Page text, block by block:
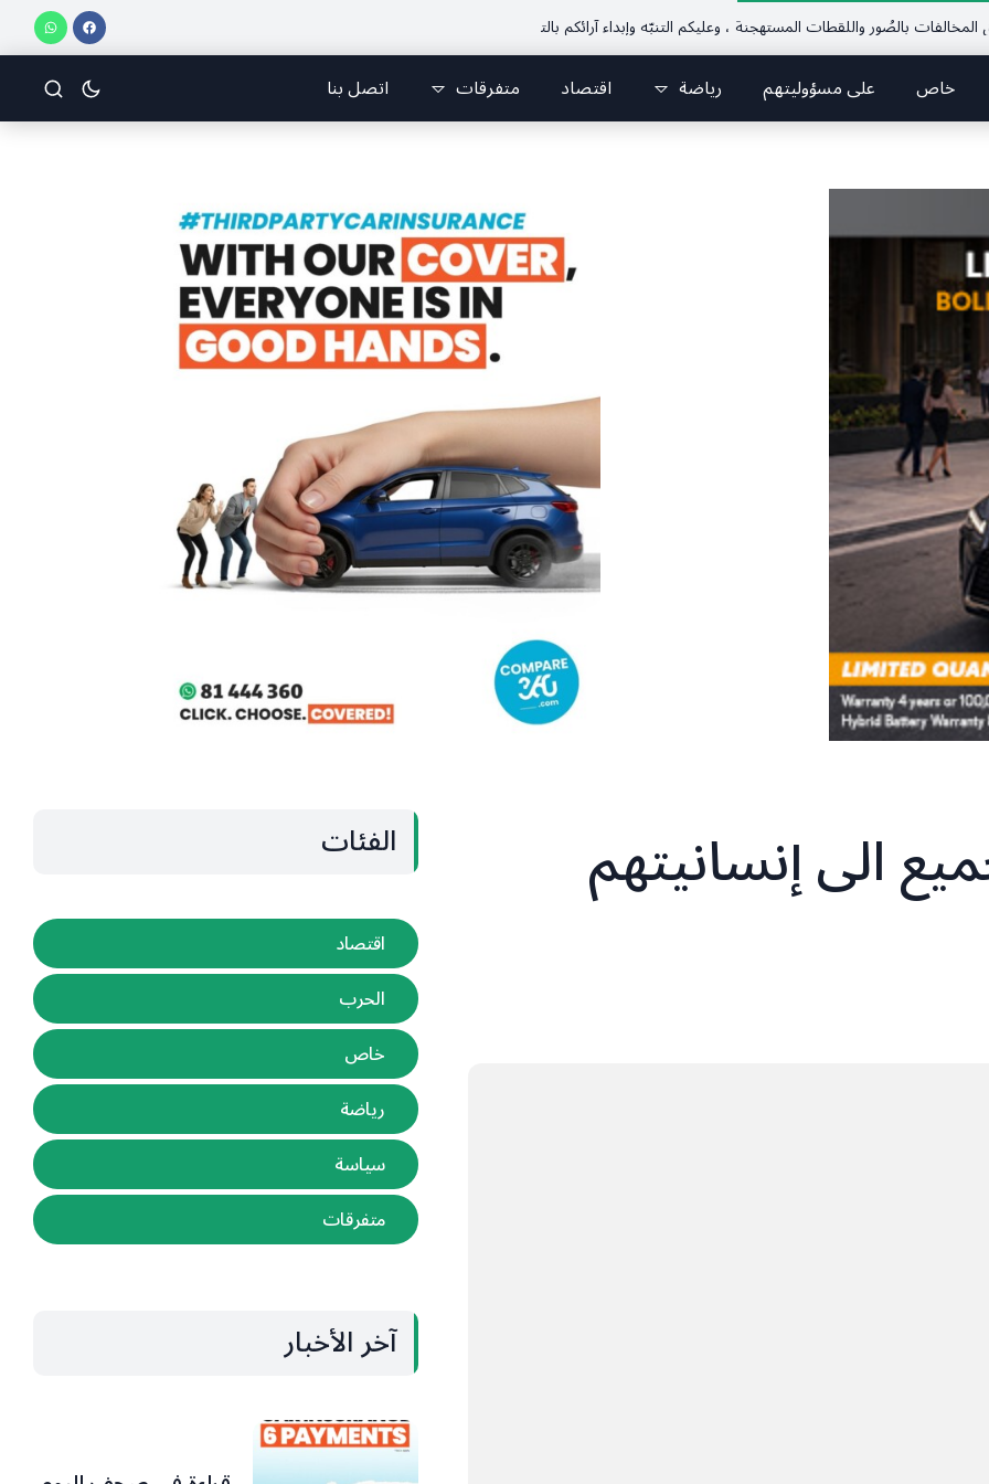
بالصُور واللقطات المستهجنة ، وعليكم التنبّه وإبداء آرائكم بالتعليقات (جورج صبّاغ) قرطبا أحيت يوم الوفاء لشهيدي الغدر غيث ونورا الخوري وشهداء ٤ آب من أبناء البلدة.. كارين الخوري افرام: لقد كان بيتنا، بوجود والدي، ينبض دائماً بالحياة، ويجمع الأهل والمحبين. وحاول الغدر والشرّ إقفاله لكنه لم يستطع لأنه بيت رسالة وتاريخ وإيمان وقيم مستمرة (صور وVideo)
خاص على مسؤوليتهم رياضة اقتصاد متفرقات اتصل بنا
الى إنسانيتهم الفئات
اقتصاد
الحرب
خاص
رياضة
سياسة
متفرقات
آخر الأخبار